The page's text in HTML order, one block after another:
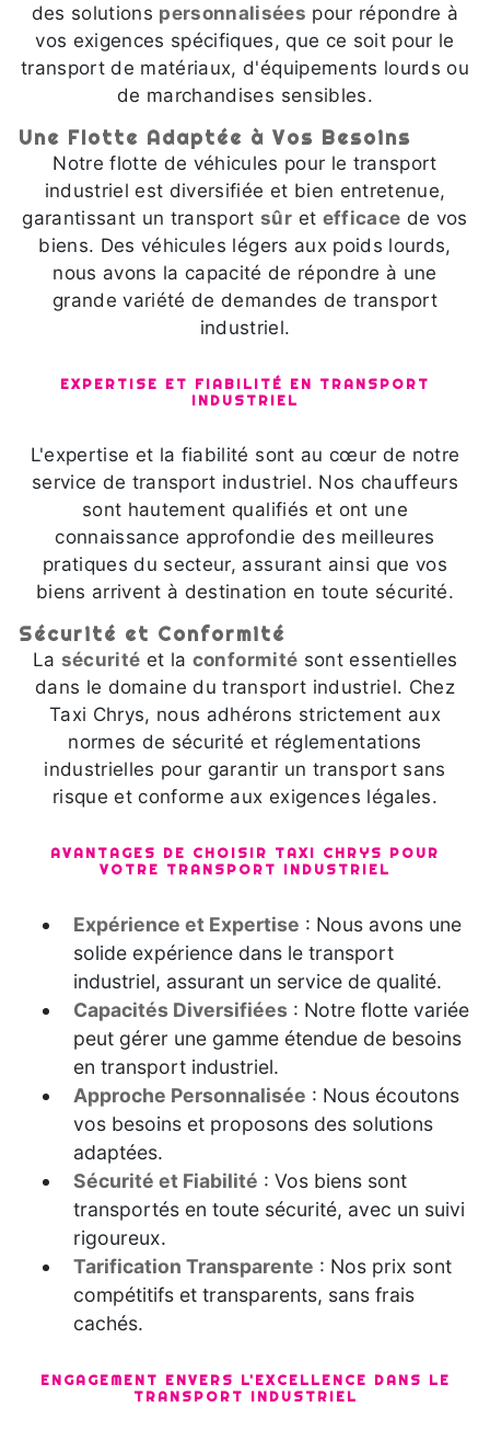
des solutions personnalisées pour répondre à
vos exigences spécifiques, que ce soit pour le
transport de matériaux, d'équipements lourds ou
de marchandises sensibles.
Une Flotte Adaptée à Vos Besoins
Notre flotte de véhicules pour le transport
industriel est diversifiée et bien entretenue,
garantissant un transportsûr et efficace de vos
biens. Des véhicules légers aux poids lourds,
nous avons la capacité de répondre à une
grande variété de demandes de transport
industriel.
EXPERTISE ET FIABILITÉ EN TRANSPORT
INDUSTRIEL
L'expertise et la fiabilité sont au cœur de notre
service de transport industriel. Nos chauffeurs
sont hautement qualifiés et ont une
connaissance approfondie des meilleures
pratiques du secteur, assurant ainsi que vos
biens arrivent à destination en toute sécurité.
Sécurité et Conformité
La sécurité et la conformité sont essentielles
dans le domaine du transport industriel. Chez
Taxi Chrys, nous adhérons strictement aux
normes de sécurité et réglementations
industrielles pour garantir un transport sans
risque et conforme aux exigences légales.
AVANTAGES DE CHOISIR TAXI CHRYS POUR
VOTRE TRANSPORT INDUSTRIEL
Expérience et Expertise : Nous avons une
solide expérience dans le transport
industriel, assurant un service de qualité.
Capacités Diversifiées : Notre flotte variée
peut gérer une gamme étendue de besoins
en transport industriel.
Approche Personnalisée : Nous écoutons
vos besoins et proposons des solutions
adaptées.
Sécurité et Fiabilité : Vos biens sont
transportés en toute sécurité, avec un suivi
rigoureux.
Tarification Transparente : Nos prix sont
compétitifs et transparents, sans frais
cachés.
ENGAGEMENT ENVERS L'EXCELLENCE DANS LE
TRANSPORT INDUSTRIEL